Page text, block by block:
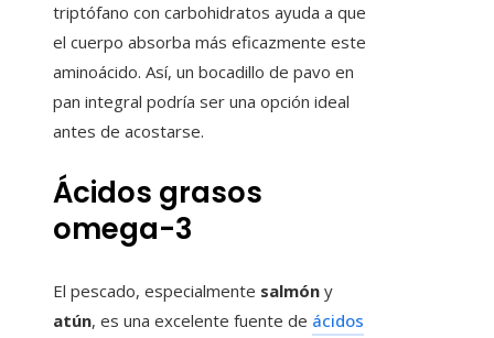
triptófano con carbohidratos ayuda a que
el cuerpo absorba más eficazmente este
aminoácido. Así, un bocadillo de pavo en
pan integral podría ser una opción ideal
antes de acostarse.
Ácidos grasos
omega-3
El pescado, especialmente salmón y
atún, es una excelente fuente de ácidos